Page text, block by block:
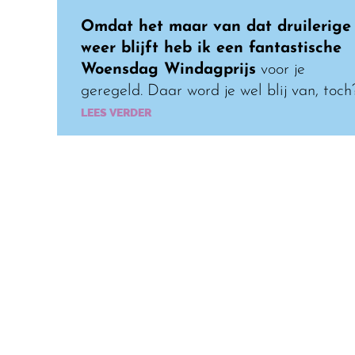
Omdat het maar van dat druilerige
weer blijft heb ik een fantastische
Woensdag Windagprijs voor je
geregeld. Daar word je wel blij van,
LEES VERDER